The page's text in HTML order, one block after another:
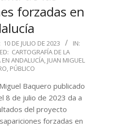
forzadas en
10 DE JULIO DE 2023
IN:
CARTOGRAFÍA DE LA
ANDALUCÍA, JUAN MIGUEL
, PÚBLICO
Baquero publicado
8 de julio de 2023 da a
del proyecto
forzadas en